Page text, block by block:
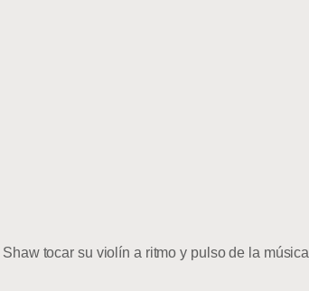
tocar su violín a ritmo y pulso de la música